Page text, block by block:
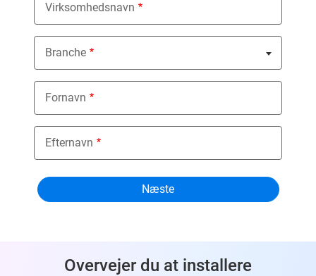
Overvejer du at installere
Virksomhedsnavn
Branche
Nothing selected
Fornavn
Efternavn